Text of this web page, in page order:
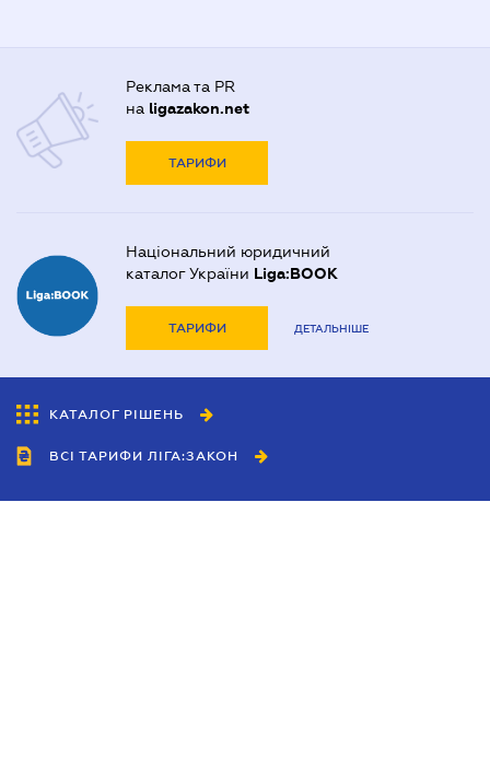
Реклама та PR
на ligazakon.net
ТАРИФИ
Національний юридичний
каталог України Liga:BOOK
ТАРИФИ ДЕТАЛЬНІШЕ
КАТАЛОГ РІШЕНЬ
ВСІ ТАРИФИ ЛІГА:ЗАКОН